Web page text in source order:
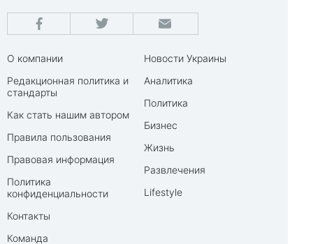
О компании
Редакционная политика и
стандарты
Как стать нашим автором
Правила пользования
Правовая информация
Политика
конфиденциальности
Контакты
Команда
Новости Украины
Аналитика
Политика
Бизнес
Жизнь
Развлечения
Lifestyle